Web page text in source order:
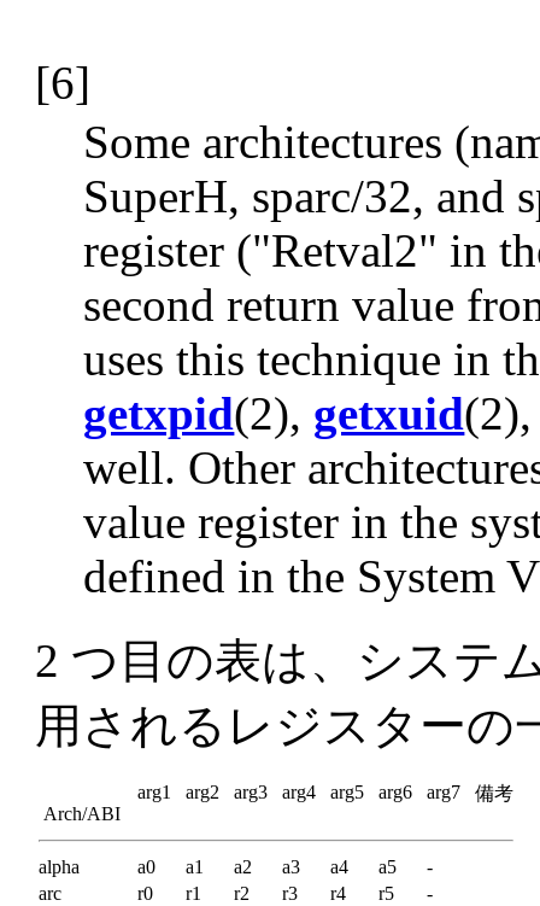
[6]
Some architectures
SuperH, sparc/32, and
register ("Retval2" in
second return value
uses this technique in
getxpid(2), getxuid
well. Other
value register in the
defined in the System
2 つ目の表は、システ
用されるレジスターの
Arch/ABI
arg1 arg2 arg3 arg4 arg5 arg6 arg7 備考
alpha a0 a1 a2 a3 a4 a5
-
arc
r0 r1 r2 r3 r4 r5
-